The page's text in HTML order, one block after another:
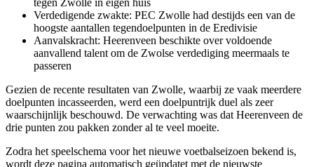
tegen Zwolle in eigen huis
Verdedigende zwakte: PEC Zwolle had destijds een van de
hoogste aantallen tegendoelpunten in de Eredivisie
Aanvalskracht: Heerenveen beschikte over voldoende
aanvallend talent om de Zwolse verdediging meermaals te
passeren
Gezien de recente resultaten van Zwolle, waarbij ze vaak meerdere
doelpunten incasseerden, werd een doelpuntrijk duel als zeer
waarschijnlijk beschouwd. De verwachting was dat Heerenveen de
drie punten zou pakken zonder al te veel moeite.
Zodra het speelschema voor het nieuwe voetbalseizoen bekend is,
wordt deze pagina automatisch geüpdatet met de nieuwste